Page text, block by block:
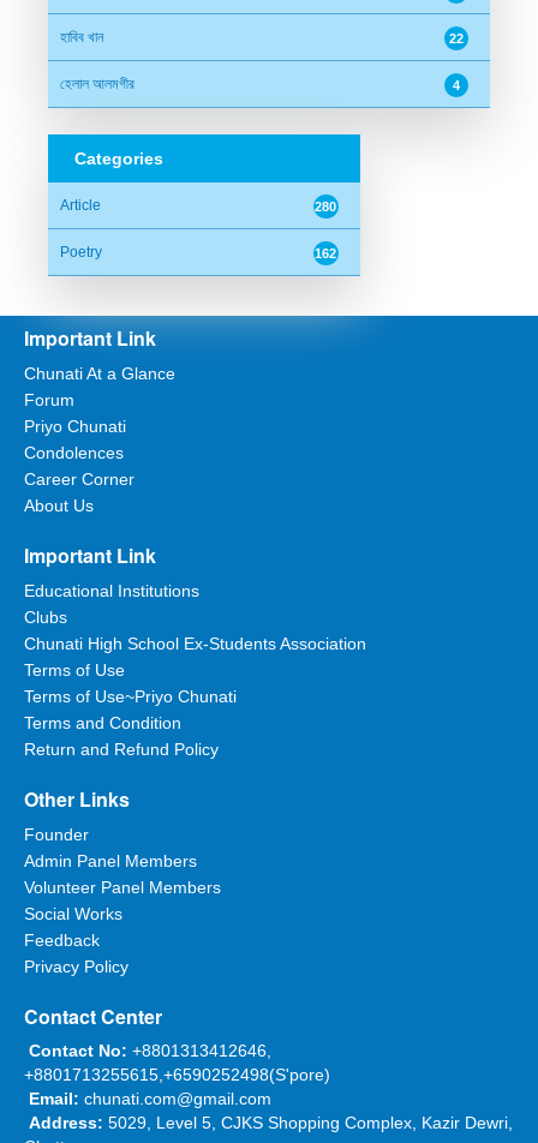
হাবিব খান 22
হেলাল আলমগীর 4
Categories
Article 280
Poetry 162
Important Link
Chunati At a Glance
Forum
Priyo Chunati
Condolences
Career Corner
About Us
Important Link
Educational Institutions
Clubs
Chunati High School Ex-Students Association
Terms of Use
Terms of Use~Priyo Chunati
Terms and Condition
Return and Refund Policy
Other Links
Founder
Admin Panel Members
Volunteer Panel Members
Social Works
Feedback
Privacy Policy
Contact Center
Contact No: +8801313412646,
+8801713255615,+6590252498(S'pore)
Email: chunati.com@gmail.com
Address: 5029, Level 5, CJKS Shopping Complex, Kazir Dewri,